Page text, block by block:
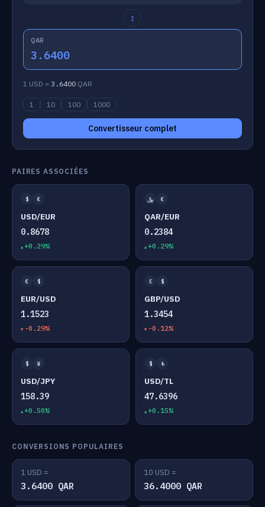
↕
QAR
3.6400
1 USD = 3.6400 QAR
1 10 100 1000
Convertisseur complet
PAIRES ASSOCIÉES
$ €
USD/EUR
0.8678
+0.29%
﷼ €
QAR/EUR
0.2384
+0.29%
€ $
EUR/USD
1.1523
-0.29%
£ $
GBP/USD
1.3454
-0.12%
$ ¥
USD/JPY
158.39
+0.50%
$ ₺
USD/TL
47.6396
+0.15%
CONVERSIONS POPULAIRES
1 USD =
3.6400 QAR
10 USD =
36.4000 QAR